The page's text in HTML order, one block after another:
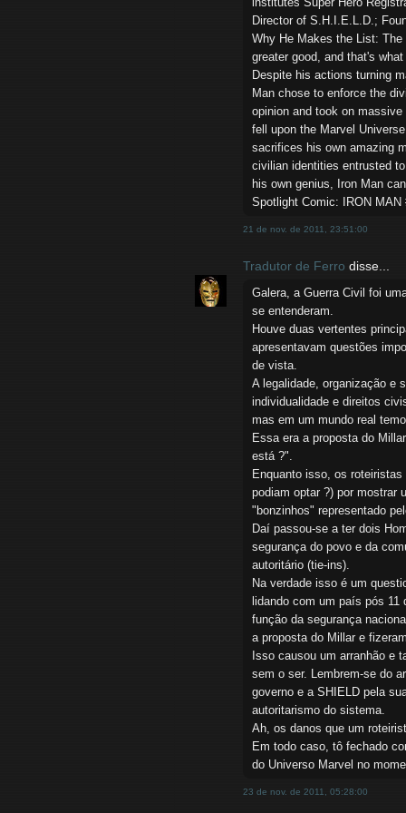
Director of S.H.I.E.L.D.;
Why He Makes the List:
greater good, and that's
Despite his actions turning
Man chose to enforce the
opinion and took on
fell upon the Marvel
sacrifices his own amazing
civilian identities entrusted
his own genius, Iron Man
Spotlight Comic: IRON
21 de nov. de 2011, 23:51:00
Tradutor de Ferro disse...
Galera, a Guerra Civil foi
se entenderam.
Houve duas vertentes
apresentavam questões
de vista.
A legalidade, organização e
individualidade e direitos
mas em um mundo real
Essa era a proposta do
está ?".
Enquanto isso, os
podiam optar ?) por mostrar
"bonzinhos" representado
Daí passou-se a ter dois
segurança do povo e da
autoritário (tie-ins).
Na verdade isso é um
lidando com um país pós
função da segurança
a proposta do Millar e
Isso causou um arranhão e
sem o ser. Lembrem-se do
governo e a SHIELD pela
autoritarismo do sistema.
Ah, os danos que um
Em todo caso, tô fechado
do Universo Marvel no
23 de nov. de 2011, 05:28:00